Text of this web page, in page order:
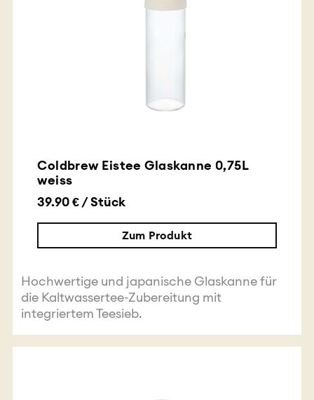
Coldbrew Eistee Glaskanne 0,75L
weiss
39.90 € / Stück
Zum Produkt
Hochwertige und japanische Glaskanne für
die Kaltwassertee-Zubereitung mit
integriertem Teesieb.